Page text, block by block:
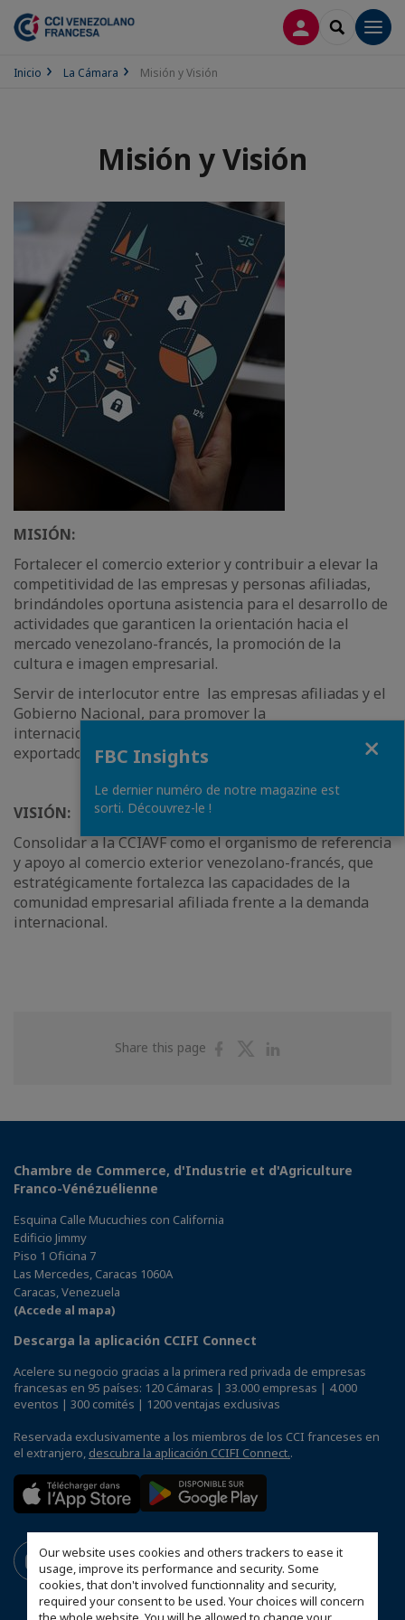
Our website uses cookies and others trackers to ease it
usage, improve its performance and security. Some
cookies, that don't involved functionnality and security,
required your consent to be used. Your choices will concern
CONECTARSE
SEARCH
Inicio La Cámara Misión y Visión
Misión y Visión
MISIÓN:
Fortalecer el comercio exterior y contribuir a elevar la
competitividad de las empresas y personas afiliadas,
brindándoles oportuna asistencia para el desarrollo de
actividades que garanticen la orientación hacia el
mercado venezolano-francés, la promoción de la
cultura e imagen empresarial.
Servir de interlocutor entre las empresas afiliadas y el
Gobierno Nacional, para promover la
internacionalización, la cultura importadora-
exportadora y gestionar el Plan Estratégico Nacional.
VISIÓN:
Consolidar a la CCIAVF como el organismo de referencia
y apoyo al comercio exterior venezolano-francés, que
estratégicamente fortalezca las capacidades de la
comunidad empresarial afiliada frente a la demanda
internacional.
Share this page
ShareShare
Chambre de Commerce, d'Industrie et d'Agriculture
Franco-Vénézuélienne
Esquina Calle Mucuchies con California
Edificio Jimmy
Piso 1 Oficina 7
Las Mercedes, Caracas 1060A
Caracas, Venezuela
(Accede al mapa)
Descarga la aplicación CCIFI Connect
Acelere su negocio gracias a la primera red privada de empresas
francesas en 95 países: 120 Cámaras | 33.000 empresas | 4.000
eventos | 300 comités | 1200 ventajas exclusivas
Reservada exclusivamente a los miembros de los CCI franceses en
el extranjero, descubra la aplicación CCIFI Connect..
FBC Insights
Le dernier numéro de notre magazine est
sorti. Découvrez-le !